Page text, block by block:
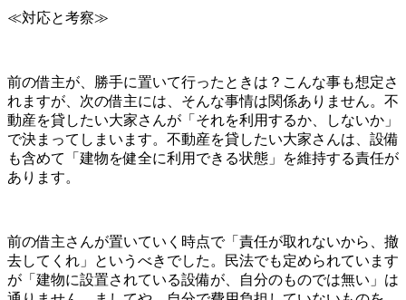
≪対応と考察≫
前の借主が、勝手に置いて行ったときは？こんな事も想定さ
れますが、次の借主には、そんな事情は関係ありません。不
動産を貸したい大家さんが「それを利用するか、しないか」
で決まってしまいます。不動産を貸したい大家さんは、設備
も含めて「建物を健全に利用できる状態」を維持する責任が
あります。
前の借主さんが置いていく時点で「責任が取れないから、撤
去してくれ」というべきでした。民法でも定められています
が「建物に設置されている設備が、自分のものでは無い」は